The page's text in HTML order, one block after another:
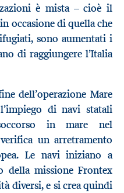
è mista – cioè il
occasione di quella che
sono aumentati i
di raggiungere l’Italia
dell’operazione Mare
di navi statali
in mare nel
un arretramento
Le navi iniziano a
della missione Frontex
diversi, e si crea quindi